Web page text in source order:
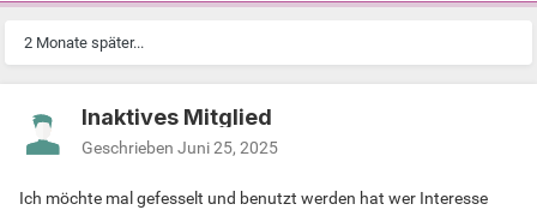
2 Monate später...
Inaktives Mitglied
Geschrieben Juni 25, 2025
Ich möchte mal gefesselt und benutzt werden hat wer Interesse